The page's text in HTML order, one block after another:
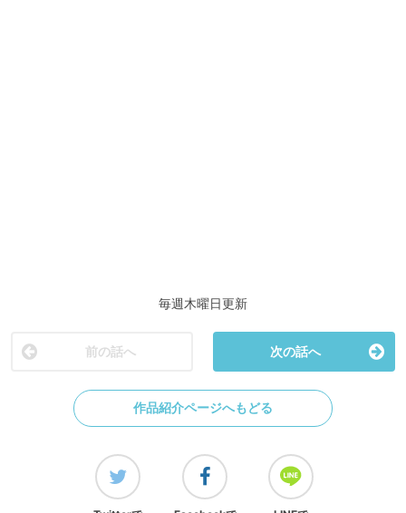
毎週木曜日更新
前の話へ 次の話へ
作品紹介ページへもどる